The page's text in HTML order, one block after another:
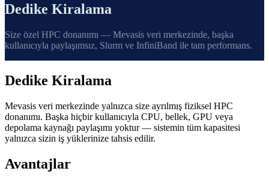
Dedike Kiralama
Size özel HPC donanımı — Mevasis veri merkezinde, başka
kullanıcıyla paylaşımsız, Slurm ve InfiniBand ile tam performans.
Dedike Kiralama
Mevasis veri merkezinde yalnızca size ayrılmış fiziksel HPC
donanımı. Başka hiçbir kullanıcıyla CPU, bellek, GPU veya
depolama kaynağı paylaşımı yoktur — sistemin tüm kapasitesi
yalnızca sizin iş yüklerinize tahsis edilir.
Avantajlar